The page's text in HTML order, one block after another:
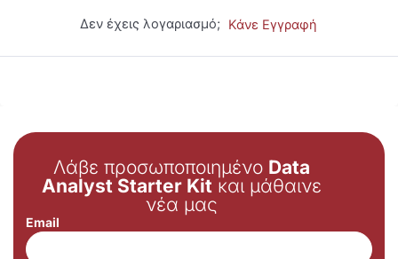
Δεν έχεις λογαριασμό; Κάνε Εγγραφή
Λάβε προσωποποιημένο Data
Analyst Starter Kit και μάθαινε
νέα μας
Email